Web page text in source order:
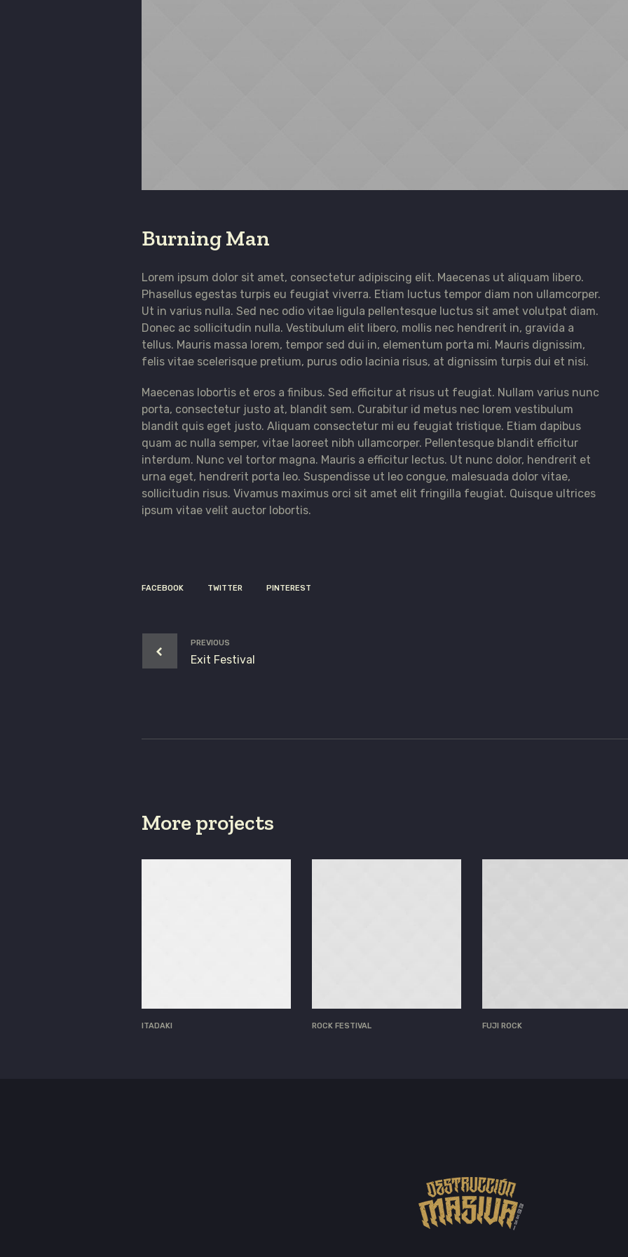
Burning Man
Lorem ipsum dolor sit amet, consectetur adipiscing elit. Maecenas ut aliquam libero.
Phasellus egestas turpis eu feugiat viverra. Etiam luctus tempor diam non ullamcorper.
Ut in varius nulla. Sed nec odio vitae ligula pellentesque luctus sit amet volutpat diam.
Donec ac sollicitudin nulla. Vestibulum elit libero, mollis nec hendrerit in, gravida a
tellus. Mauris massa lorem, tempor sed dui in, elementum porta mi. Mauris dignissim,
felis vitae scelerisque pretium, purus odio lacinia risus, at dignissim turpis dui et nisi.
Maecenas lobortis et eros a finibus. Sed efficitur at risus ut feugiat. Nullam varius nunc
porta, consectetur justo at, blandit sem. Curabitur id metus nec lorem vestibulum
blandit quis eget justo. Aliquam consectetur mi eu feugiat tristique. Etiam dapibus
quam ac nulla semper, vitae laoreet nibh ullamcorper. Pellentesque blandit efficitur
interdum. Nunc vel tortor magna. Mauris a efficitur lectus. Ut nunc dolor, hendrerit et
urna eget, hendrerit porta leo. Suspendisse ut leo congue, malesuada dolor vitae,
sollicitudin risus. Vivamus maximus orci sit amet elit fringilla feugiat. Quisque ultrices
ipsum vitae velit auctor lobortis.
FACEBOOK TWITTER PINTEREST
PREVIOUS
Exit Festival
More projects
ITADAKI ROCK FESTIVAL FUJI ROCK